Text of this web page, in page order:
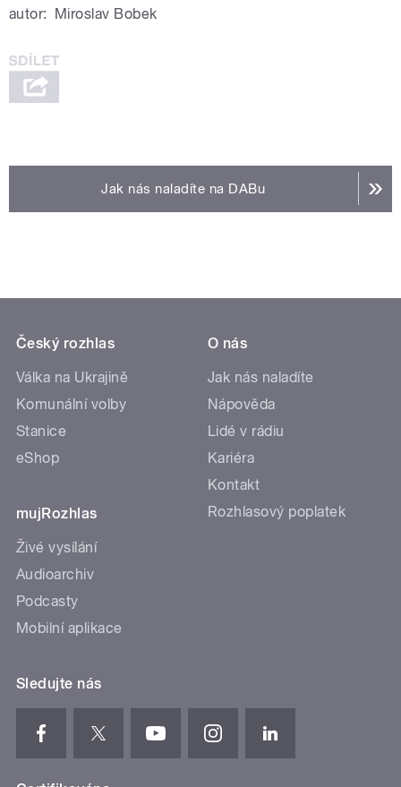
autor: Miroslav Bobek
Jak nás naladíte na DABu
Český rozhlas
Válka na Ukrajině
Komunální volby
Stanice
eShop
mujRozhlas
Živé vysílání
Audioarchiv
Podcasty
Mobilní aplikace
O nás
Jak nás naladíte
Nápověda
Lidé v rádiu
Kariéra
Kontakt
Rozhlasový poplatek
Sledujte nás